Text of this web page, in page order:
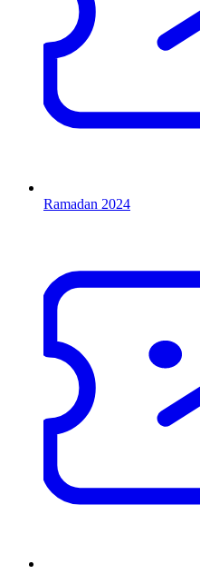
Ramadan 2024